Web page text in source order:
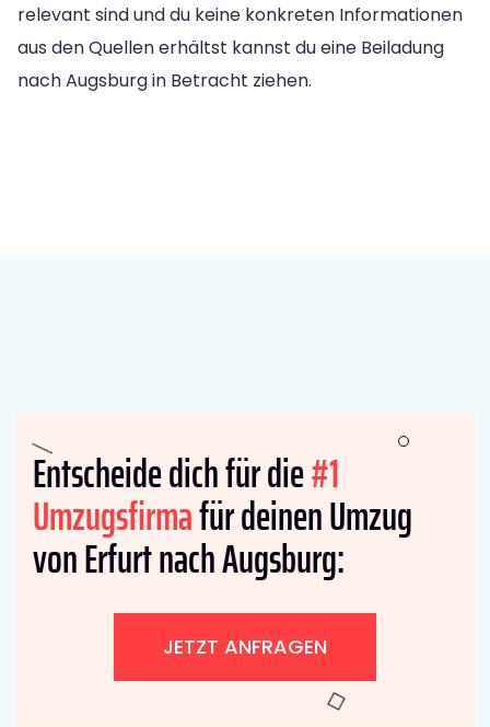
relevant sind und du keine konkreten Informationen
aus den Quellen erhältst kannst du eine Beiladung
nach Augsburg in Betracht ziehen.
Entscheide dich für die#1
Umzugsfirmafür deinen Umzug
von Erfurt nach Augsburg:
JETZT ANFRAGEN